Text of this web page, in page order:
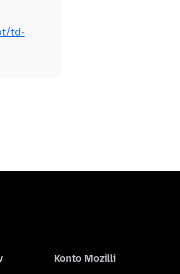
td-
Konto Mozilli